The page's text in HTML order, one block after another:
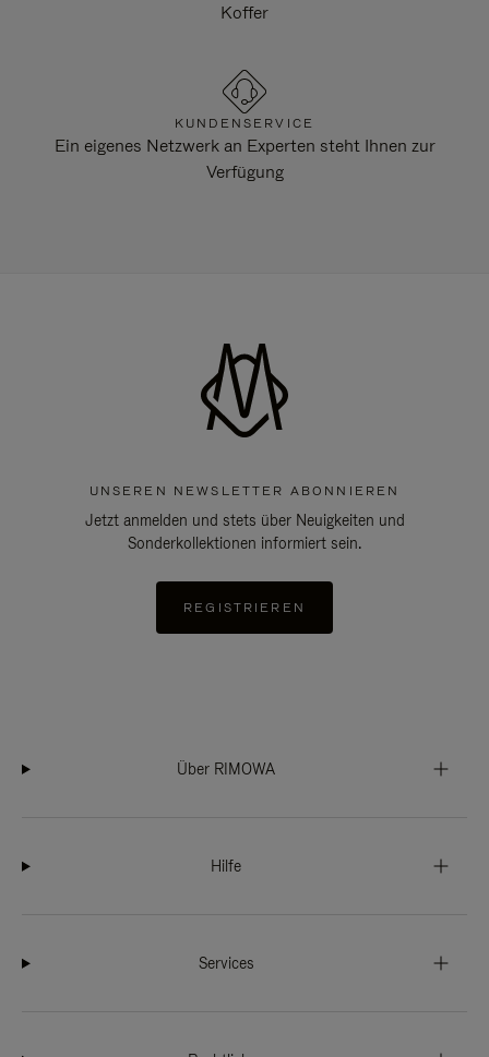
Koffer
KUNDENSERVICE
Ein eigenes Netzwerk an Experten steht Ihnen zur
Verfügung
UNSEREN NEWSLETTER ABONNIEREN
Jetzt anmelden und stets über Neuigkeiten und
Sonderkollektionen informiert sein.
REGISTRIEREN
Über RIMOWA
Hilfe
Services